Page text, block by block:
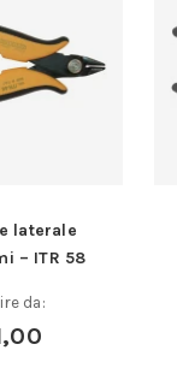
laterale
– ITR 58
da: